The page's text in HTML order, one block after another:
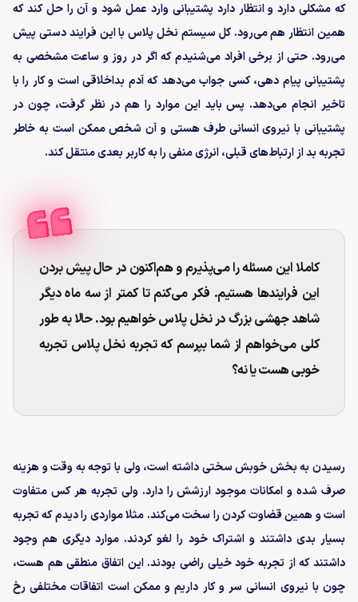
که مشکلی دارد و انتظار دارد پشتیبانی وارد عمل شود و آن را حل کند که
همین انتظار هم می‌رود. کل سیستم نخل پلاس با این فرایند دستی پیش
می‌رود. حتی از برخی افراد می‌شنیدم که اگر در روز و ساعت مشخصی به
پشتیبانی پیام دهی، کسی جواب می‌دهد که آدم بداخلاقی است و کار را با
تاخیر انجام می‌دهد. پس باید این موارد را هم در نظر گرفت، چون در
پشتیبانی با نیروی انسانی طرف هستی و آن شخص ممکن است به خاطر
تجربه بد از ارتباط‌های قبلی، انرژی منفی را به کاربر بعدی منتقل کند.
کاملا این مسئله را می‌پذیرم و هم‌اکنون در حال پیش بردن
این فرایندها هستیم. فکر می‌کنم تا کمتر از سه ماه دیگر
شاهد جهشی بزرگ در نخل پلاس خواهیم بود. حالا به طور
کلی می‌خواهم از شما بپرسم که تجربه نخل پلاس تجربه
خوبی هست یا نه؟
رسیدن به بخش خوبش سختی داشته است، ولی با توجه به وقت و هزینه‌
صرف شده و امکانات موجود ارزشش را دارد. ولی تجربه هر کس متفاوت
است و همین قضاوت کردن را سخت می‌کند. مثلا مواردی را دیدم که تجربه
بسیار بدی داشتند و اشتراک خود را لغو کردند. موارد دیگری هم وجود
داشتند که از تجربه خود خیلی راضی بودند. این اتفاق منطقی هم هست،
چون با نیروی انسانی سر و کار داریم و ممکن است اتفاقات مختلفی رخ